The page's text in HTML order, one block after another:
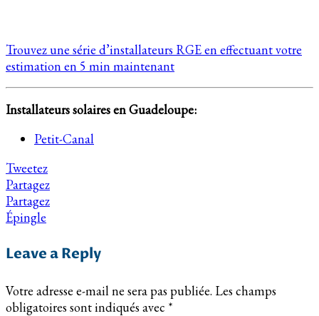
Trouvez une série d’installateurs RGE en effectuant votre
estimation en 5 min maintenant
Installateurs solaires en Guadeloupe:
Petit-Canal
Tweetez
Partagez
Partagez
Épingle
Leave a Reply
Votre adresse e-mail ne sera pas publiée. Les champs
obligatoires sont indiqués avec *